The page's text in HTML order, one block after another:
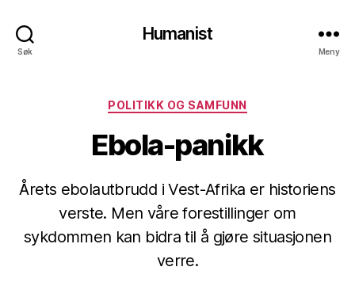
Søk
Humanist
Meny
Kategorier
POLITIKK OG SAMFUNN
Ebola-panikk
Årets ebolautbrudd i Vest-Afrika er historiens
verste. Men våre forestillinger om
sykdommen kan bidra til å gjøre situasjonen
verre.